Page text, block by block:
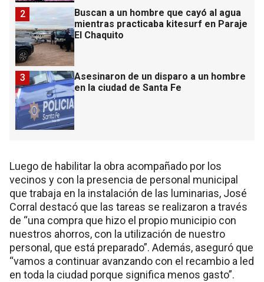
Buscan a un hombre que cayó al agua
mientras practicaba kitesurf en Paraje
El Chaquito
2
Asesinaron de un disparo a un hombre
en la ciudad de Santa Fe
3
Luego de habilitar la obra acompañado por los
vecinos y con la presencia de personal municipal
que trabaja en la instalación de las luminarias, José
Corral destacó que las tareas se realizaron a través
de “una compra que hizo el propio municipio con
nuestros ahorros, con la utilización de nuestro
personal, que está preparado”. Además, aseguró que
“vamos a continuar avanzando con el recambio a led
en toda la ciudad porque significa menos gasto”.